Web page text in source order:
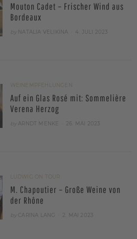
Mouton Cadet – Frischer Wind aus
Bordeaux
NATALIA VELIKINA
POSTED
4. JULI 2023
WEINEMPFEHLUNGEN
Auf ein Glas Rosé mit: Sommelière
Verena Herzog
ARNDT MENKE
POSTED
26. MAI 2023
LUDWIG ON TOUR
M. Chapoutier – Große Weine von
der Rhône
CARINA LANG
POSTED
2. MAI 2023